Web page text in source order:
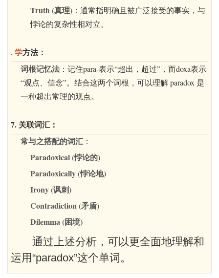
Truth (真理) ：通常指明确且被广泛接受的事实，与
悖论的复杂性相对立。
. 学方法：
词根记忆法 ：记住para-表示“超出，超过”，而doxa表示
“观点、信念”。结合这两个词根，可以理解paradox 是
一种超出常理的观点。
7. 关联词汇：
常与之搭配的词汇 ：
Paradoxical (悖论的)
Paradoxically (悖论地)
Irony (讽刺)
Contradiction (矛盾)
Dilemma (困境)
通过上述分析，可以更全面地理解和
运用“paradox”这个单词。